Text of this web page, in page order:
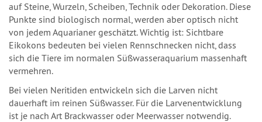
auf Steine, Wurzeln, Scheiben, Technik oder Dekoration. Diese
Punkte sind biologisch normal, werden aber optisch nicht
von jedem Aquarianer geschätzt. Wichtig ist: Sichtbare
Eikokons bedeuten bei vielen Rennschnecken nicht, dass
sich die Tiere im normalen Süßwasseraquarium massenhaft
vermehren.
Bei vielen Neritiden entwickeln sich die Larven nicht
dauerhaft im reinen Süßwasser. Für die Larvenentwicklung
ist je nach Art Brackwasser oder Meerwasser notwendig.